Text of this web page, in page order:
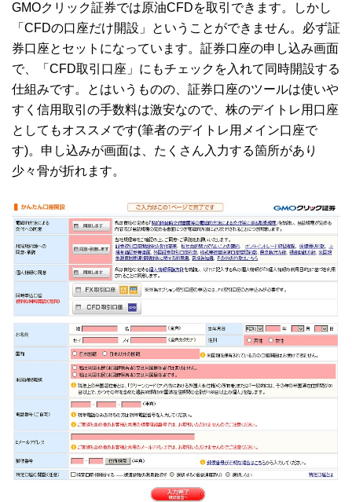
GMOクリック証券では原油CFDを取引できます。しかし
「CFDの口座だけ開設」ということができません。必ず証
券口座とセットになっています。証券口座の申し込み画面
で、「CFD取引口座」にもチェックを入れて同時開設する
仕組みです。とはいうものの、証券口座のツールは使いや
すく信用取引の手数料は激安なので、株のデイトレ用口座
としてもオススメです(筆者のデイトレ用メイン口座で
す)。申し込みが画面は、たくさん入力する箇所があり
少々骨が折れます。